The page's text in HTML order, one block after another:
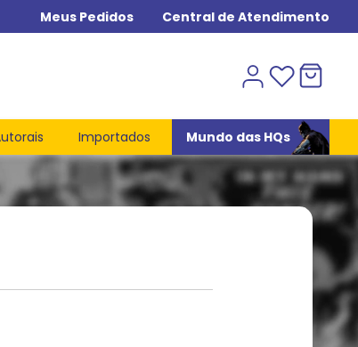
Meus Pedidos Central de Atendimento
Importados Mundo das HQs